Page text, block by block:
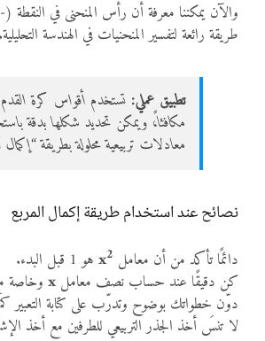
طريقة رائعة لتفسير المنحنيات في الهندسة التحليلية.
تطبيق عملي: تستخدم أقواس كرة
مكافئاً، ويمكن تحديد شكلها بدقة
معادلات تربيعية محلولة بطريقة “إكمال
نصائح عند استخدام طريقة إكمال المربع
دائمًا تأكد من أن معامل x2 هو 1 قبل البدء.
كن دقيقًا عند حساب نصف معامل xوخاصة
دوّن خطواتك بوضوح وتدرّب على كتابة التعبير
لا تنسَ أخذ الجذر التربيعي للطرفين مع أخذ